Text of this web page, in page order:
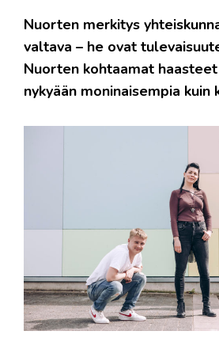
Nuorten merkitys
valtava – he ovat
Nuorten kohtaamat
nykyään moninaisempia kuin